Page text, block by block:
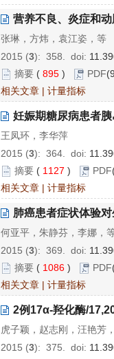
营养不良、炎症和
张琳，方炜，袁江姿，等
2015 (3): 358. doi:
摘要 ( 895 ) PDF
相关文章 | 计量指标
妊娠期糖尿病患者
王凤环，李华萍
2015 (3): 364. doi:
摘要 ( 1127 ) PDF
相关文章 | 计量指标
肺癌患者症状体验
何亚平，朱静芬，李娜，
2015 (3): 369. doi:
摘要 ( 1086 ) PDF
相关文章 | 计量指标
2例17α-羟化酶/
虎子颖，赵志刚，汪艳芳
2015 (3): 375. doi: